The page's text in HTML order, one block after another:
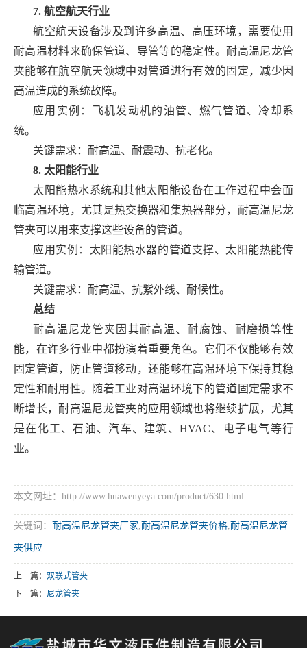
7. 航空航天行业
航空航天设备涉及到许多高温、高压环境，需要使用
耐高温材料来确保管道、导管等的稳定性。耐高温尼龙管
夹能够在航空航天领域中对管道进行有效的固定，减少因
高温造成的系统故障。
应用实例：飞机发动机的油管、燃气管道、冷却系
统。
关键需求：耐高温、耐震动、抗老化。
8. 太阳能行业
太阳能热水系统和其他太阳能设备在工作过程中会面
临高温环境，尤其是热交换器和集热器部分，耐高温尼龙
管夹可以用来支撑这些设备的管道。
应用实例：太阳能热水器的管道支撑、太阳能热能传
输管道。
关键需求：耐高温、抗紫外线、耐候性。
总结
耐高温尼龙管夹因其耐高温、耐腐蚀、耐磨损等性
能，在许多行业中都扮演着重要角色。它们不仅能够有效
固定管道，防止管道移动，还能够在高温环境下保持其稳
定性和耐用性。随着工业对高温环境下的管道固定需求不
断增长，耐高温尼龙管夹的应用领域也将继续扩展，尤其
是在化工、石油、汽车、建筑、HVAC、电子电气等行
业。
本文网址：http://www.huawenyeya.com/product/630.html
关键词： 耐高温尼龙管夹厂家,耐高温尼龙管夹价格,耐高温尼龙管
夹供应
上一篇： 双联式管夹
下一篇： 尼龙管夹